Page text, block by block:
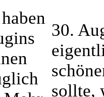
30.
sollte,